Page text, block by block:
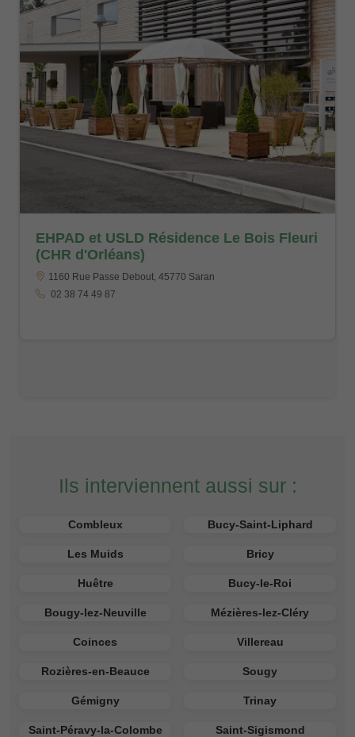
EHPAD et USLD Résidence Le Bois Fleuri
(CHR d'Orléans)
1160 Rue Passe Debout, 45770 Saran
02 38 74 49 87
Ils interviennent aussi sur :
Combleux Bucy-Saint-Liphard
Les Muids Bricy
Huêtre Bucy-le-Roi
Bougy-lez-Neuville Mézières-lez-Cléry
Coinces Villereau
Rozières-en-Beauce Sougy
Gémigny Trinay
Saint-Péravy-la-Colombe Saint-Sigismond